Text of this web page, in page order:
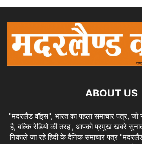
ABOUT US
"मदरलैंड वॉइस", भारत का पहला समाचार पत्र,
है, बल्कि रेडियो की तरह , आपको प्रमुख खबरे सुनाता
निकाले जा रहे हिंदी के दैनिक समाचार पत्र